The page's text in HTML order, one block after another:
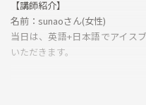
【講師紹介】
名前：sunaoさん(女性)
当日は、英語+日本語でアイス
いただきます。